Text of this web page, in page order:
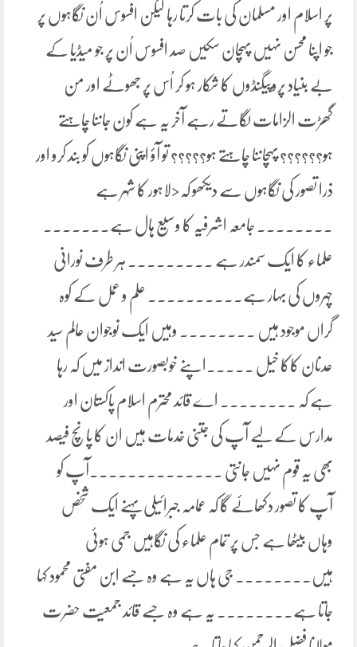
پر اسلام اور مسلمان کی بات کرتا رہا لیکن افسوس اُن نگاہوں پر
جو اپنا محسن نہیں پہچان سکیں صد افسوس اُن پر جو میڈیا کے
بے بنیاد پروپیگنڈوں کا شکار ہو کر اُس پر جھوٹے اور من
گھڑت الزامات لگاتے رہے آخر یہ ہے کون جاننا چاہتے
ہو؟؟؟؟؟؟ پہچاننا چاہتے ہو؟؟؟؟؟ تو آؤ اپنی نگاہوں کو بند کرو اور
ذرا تصور کی نگاہوں سے دیکھو کہ<لاہور کا شہر ہے
۔۔۔۔۔۔۔۔ جامعہ اشرفیہ کا وسیع ہال ہے۔۔۔۔۔۔۔
علماء کا ایک سمندر ہے ۔۔۔۔۔۔۔۔۔ ہر طرف نورانی
چہروں کی بہار ہے۔۔۔۔۔۔۔۔۔۔ علم و عمل کے کوہ
گراں موجود ہیں ۔۔۔۔۔۔۔۔ وہیں ایک نوجوان عالم سید
عدنان کاکا خیل ۔۔۔۔۔اپنے خوبصورت انداز میں کہ رہا
ہے کہ ۔۔۔۔۔۔۔۔ اے قائد محترم اسلام پاکستان اور
مدارس کے لیے آپ کی جتنی خدمات ہیں ان کا پانچ فیصد
بھی یہ قوم نہیں جانتی ۔۔۔۔۔۔۔۔۔۔۔۔۔۔آپ کو
آپ کا تصور دکھائے گا کہ عمامہ جبرائیلی پہنے ایک شخص
وہاں بیٹھا ہے جس پر تمام علماء کی نگاہیں جمی ہوئی
ہیں۔۔۔۔۔۔۔۔ جی ہاں یہ ہے وہ جسے ابن مفتی محمود کہا
جاتا ہے۔۔۔۔۔۔۔۔ یہ ہے وہ جسے قائد جمعیت حضرت